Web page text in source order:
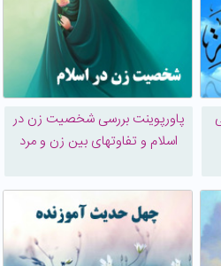
پاورپوینت بررسی شخصيت زن در
اسلام و تفاوتهای بین زن و مرد